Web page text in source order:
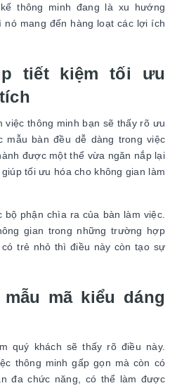
thông minh đang là xu hướng
mang đến hàng loạt các lợi ích
tiết kiệm tối ưu
việc thông minh bạn sẽ thấy rõ ưu
mẫu bàn đều dễ dàng trong việc
được một thể vừa ngăn nắp lại
tối ưu hóa cho không gian làm
phận chìa ra của bàn làm việc.
gian trong những trường hợp
trẻ nhỏ thì điều này còn tạo sự
mã kiểu dáng
quý khách sẽ thấy rõ điều này.
thông minh gấp gọn mà còn có
đa chức năng, có thể làm được